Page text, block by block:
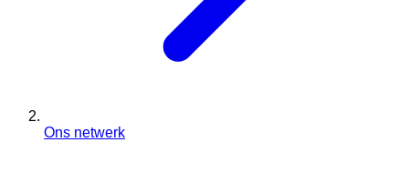
Ons netwerk